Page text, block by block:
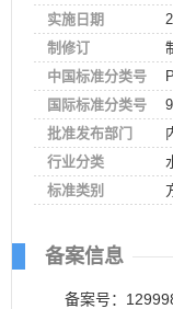
实施日期
制修订
中国标准分类号
国际标准分类号
批准发布部门
行业分类
标准类别
备案信息
备案号：